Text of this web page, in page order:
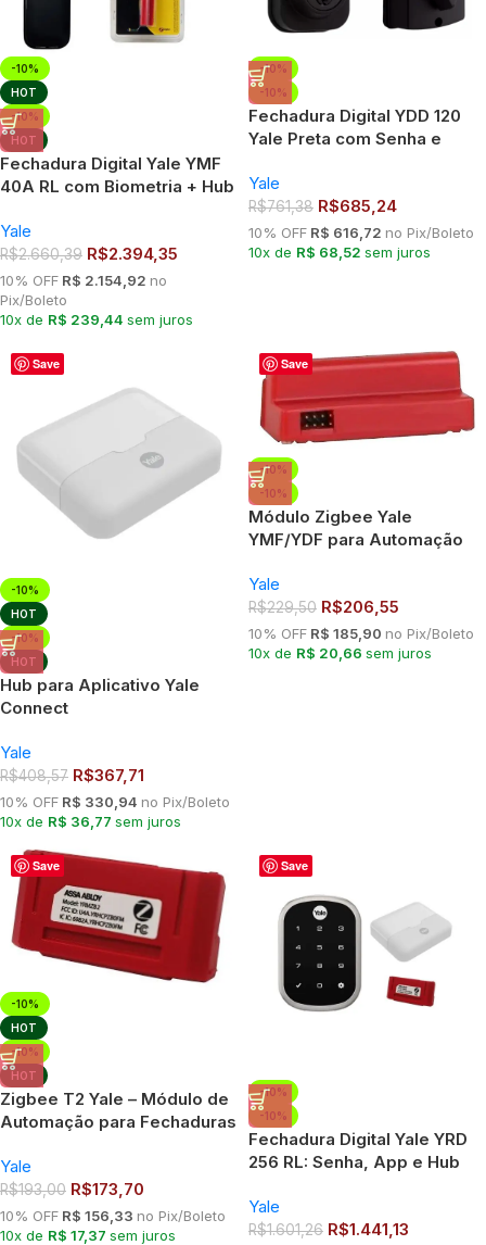
-10%
HOT
-10%
HOT
Fechadura Digital Yale YMF
40A RL com Biometria + Hub
Yale
R$2.660,39 R$2.394,35
10% OFF R$ 2.154,92 no
Pix/Boleto
10x de R$ 239,44 sem juros
-10%
-10%
Fechadura Digital YDD 120
Yale Preta com Senha e
Yale
R$761,38 R$685,24
10% OFF R$ 616,72 no Pix/Boleto
10x de R$ 68,52 sem juros
Save
-10%
HOT
-10%
HOT
Hub para Aplicativo Yale
Connect
Yale
R$408,57 R$367,71
10% OFF R$ 330,94 no Pix/Boleto
10x de R$ 36,77 sem juros
Save
-10%
-10%
Módulo Zigbee Yale
YMF/YDF para Automação
Yale
R$229,50 R$206,55
10% OFF R$ 185,90 no Pix/Boleto
10x de R$ 20,66 sem juros
Save
-10%
HOT
-10%
HOT
Zigbee T2 Yale – Módulo de
Automação para Fechaduras
Yale
R$193,00 R$173,70
10% OFF R$ 156,33 no Pix/Boleto
10x de R$ 17,37 sem juros
Save
-10%
-10%
Fechadura Digital Yale YRD
256 RL: Senha, App e Hub
Yale
R$1.601,26 R$1.441,13